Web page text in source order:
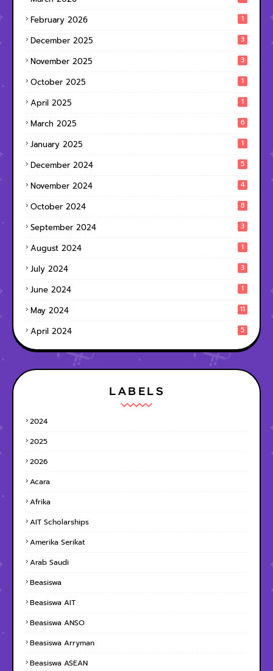
February 2026 1
December 2025 3
November 2025 3
October 2025 1
April 2025 1
March 2025 6
January 2025 1
December 2024 5
November 2024 4
October 2024 8
September 2024 3
August 2024 1
July 2024 3
June 2024 1
May 2024 11
April 2024 5
LABELS
2024
2025
2026
Acara
Afrika
AIT Scholarships
Amerika Serikat
Arab Saudi
Beasiswa
Beasiswa AIT
Beasiswa ANSO
Beasiswa Arryman
Beasiswa ASEAN